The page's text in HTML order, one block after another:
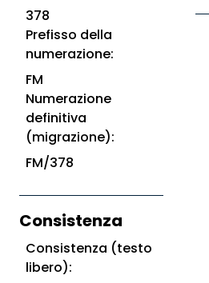
378
Prefisso della
numerazione:
FM
Numerazione
definitiva
(migrazione):
FM/378
Consistenza
Consistenza (testo
libero):